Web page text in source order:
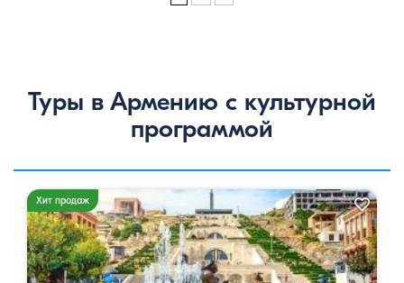
Туры в Армению с культурной
программой
Хит продаж